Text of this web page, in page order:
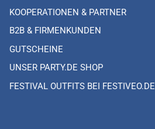
KOOPERATIONEN & PARTNER
B2B & FIRMENKUNDEN
GUTSCHEINE
UNSER PARTY.DE SHOP
FESTIVAL OUTFITS BEI FESTIVEO.DE